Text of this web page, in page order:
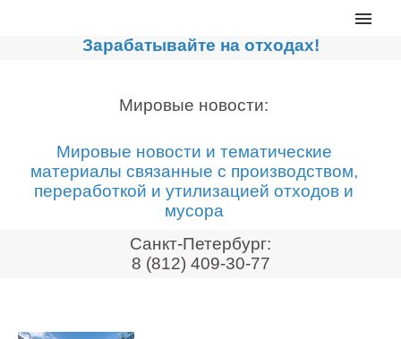
Главная
Сортировочные линии
Дробильное оборудование
Компакторы, контейнеры
Реализованные проекты
Видео
Зарабатывайте на отходах!
Мировые новости:
Мировые новости и тематические
материалы связанные с производством,
переработкой и утилизацией отходов и
мусора
Санкт-Петербург:
8 (812) 409-30-77